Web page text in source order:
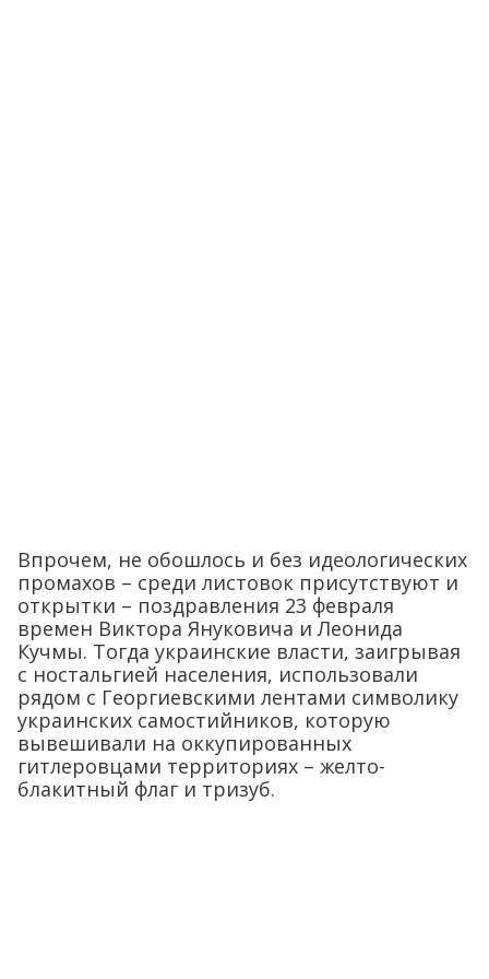
Впрочем, не обошлось и без идеологических
промахов – среди листовок присутствуют и
открытки – поздравления 23 февраля
времен Виктора Януковича и Леонида
Кучмы. Тогда украинские власти, заигрывая
с ностальгией населения, использовали
рядом с Георгиевскими лентами символику
украинских самостийников, которую
вывешивали на оккупированных
гитлеровцами территориях – желто-
блакитный флаг и тризуб.